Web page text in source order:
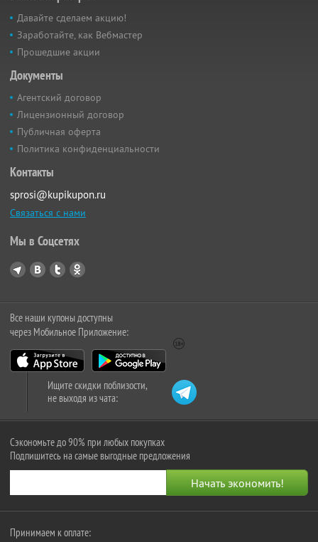
Давайте сделаем акцию!
Заработайте, как Вебмастер
Прошедшие акции
Документы
Агентский договор
Лицензионный договор
Публичная оферта
Политика конфиденциальности
Контакты
sprosi@kupikupon.ru
Связаться с нами
Мы в Соцсетях
Все наши купоны доступны
через Мобильное Приложение:
Ищите скидки поблизости,
не выходя из чата:
Сэкономьте до 90% при любых покупках
Подпишитесь на самые выгодные предложения
Принимаем к оплате: